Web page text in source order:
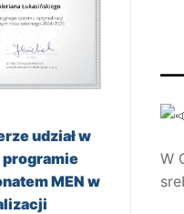
W
udział w
MEN w